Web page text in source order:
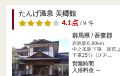
たんげ温泉 美郷館
4.1点/ 9 件
群馬県 / 吾妻郡
岩島駅6.80km
中之条駅下車、駅前
下車25分（送迎…
営業時間
入浴料金 ～